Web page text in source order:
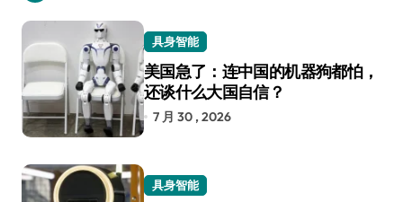
具身智能
美国急了：连中国的机器狗都怕，
还谈什么大国自信？
7 月 30 , 2026
具身智能